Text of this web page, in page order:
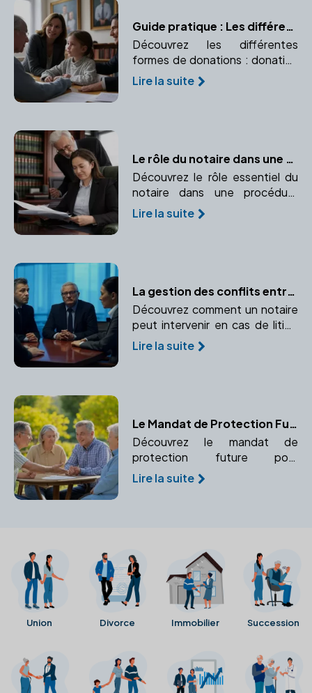
Guide pratique : Les différentes formes de donations
Découvrez les différentes
formes de donations : donation
simple, donation-partage, et
donation avec réserve
Lire la suite
Le rôle du notaire dans une procédure d'adoption
Découvrez le rôle essentiel du
notaire dans une procédure
d'adoption, de la rédaction des
documents à leur validation.
Lire la suite
La gestion des conflits entre associés : le rôle du notaire
Découvrez comment un notaire
peut intervenir en cas de litige
entre associés et prévenir les
conflits. Points clefs : Médiation
Lire la suite
Le Mandat de Protection Future : Une Solution pour Anticiper la Perte d'Autonomie
Découvrez le mandat de
protection future pour
organiser à l'avance la gestion
de vos biens et de votre
Lire la suite
Union Divorce Immobilier Succession